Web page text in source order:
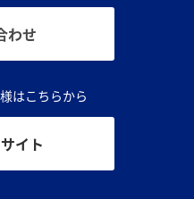
わせ
はこちらから
イト